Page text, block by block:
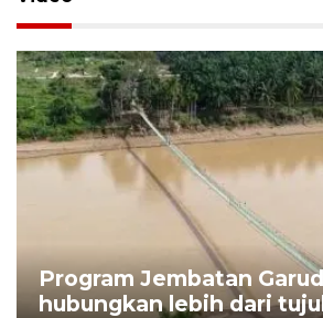
Program Jembatan
hubungkan lebih dari